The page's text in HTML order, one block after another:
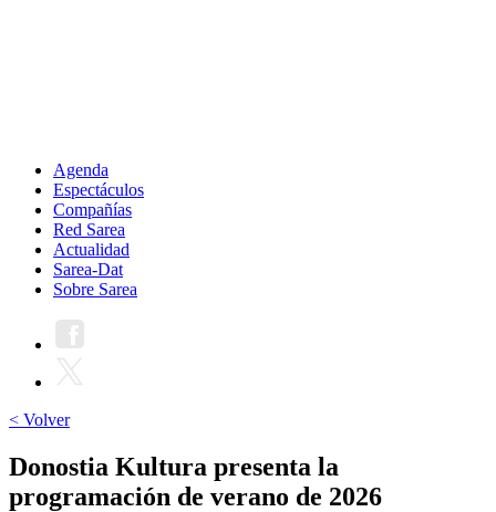
Agenda
Espectáculos
Compañías
Red Sarea
Actualidad
Sarea-Dat
Sobre Sarea
< Volver
Donostia Kultura presenta la
programación de verano de 2026